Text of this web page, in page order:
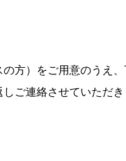
方）をご用意のうえ
ご連絡させていただき